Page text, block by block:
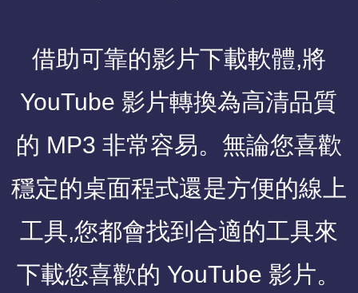
借助可靠的影片下載軟體,將
YouTube 影片轉換為高清品質
的 MP3 非常容易。無論您喜歡
穩定的桌面程式還是方便的線上
工具,您都會找到合適的工具來
下載您喜歡的 YouTube 影片。